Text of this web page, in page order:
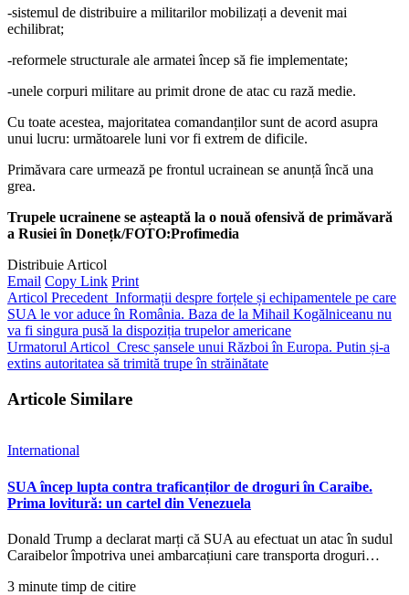
-sistemul de distribuire a militarilor mobilizați a devenit mai
echilibrat;
-reformele structurale ale armatei încep să fie implementate;
-unele corpuri militare au primit drone de atac cu rază medie.
Cu toate acestea, majoritatea comandanților sunt de acord asupra
unui lucru: următoarele luni vor fi extrem de dificile.
Primăvara care urmează pe frontul ucrainean se anunță încă una
grea.
Trupele ucrainene se așteaptă la o nouă ofensivă de primăvară
a Rusiei în Donețk/FOTO:Profimedia
Distribuie Articol
Email Copy Link Print
Articol Precedent Informații despre forțele și echipamentele pe care
SUA le vor aduce în România. Baza de la Mihail Kogălniceanu nu
va fi singura pusă la dispoziția trupelor americane
Urmatorul Articol Cresc șansele unui Război în Europa. Putin și-a
extins autoritatea să trimită trupe în străinătate
Articole Similare
International
SUA încep lupta contra traficanților de droguri în Caraibe.
Prima lovitură: un cartel din Venezuela
Donald Trump a declarat marți că SUA au efectuat un atac în sudul
Caraibelor împotriva unei ambarcațiuni care transporta droguri…
3 minute timp de citire